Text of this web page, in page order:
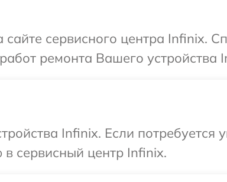
сервисного центра Infinix.
ремонта Вашего устройства
Infinix. Если потребуется
сервисный центр Infinix.